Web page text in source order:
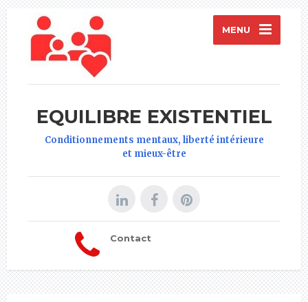
MENU
EQUILIBRE EXISTENTIEL
Conditionnements mentaux, liberté intérieure
et mieux-être
Contact